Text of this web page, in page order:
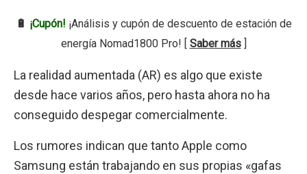
🔋 ¡Cupón! ¡Análisis y cupón de descuento de estación de
energía Nomad1800 Pro! [ Saber más]
La realidad aumentada (AR) es algo que existe
desde hace varios años, pero hasta ahora no ha
conseguido despegar comercialmente.
Los rumores indican que tanto Apple como
Samsung están trabajando en sus propias «gafas